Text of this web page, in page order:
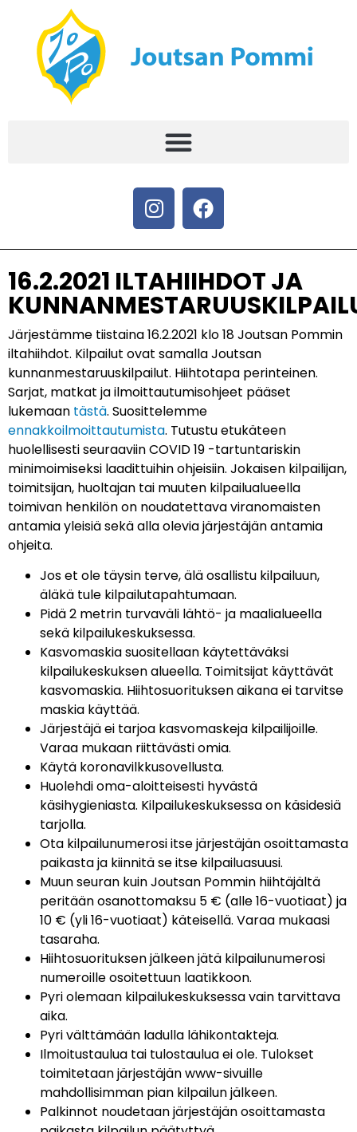
16.2.2021 ILTAHIIHDOT JA
Järjestämme tiistaina 16.2.2021 klo 18 Joutsan Pommin
iltahiihdot. Kilpailut ovat samalla Joutsan
kunnanmestaruuskilpailut. Hiihtotapa perinteinen.
Sarjat, matkat ja ilmoittautumisohjeet pääset
lukemaan tästä. Suosittelemme
ennakkoilmoittautumista. Tutustu etukäteen
huolellisesti seuraaviin COVID 19 -tartuntariskin
minimoimiseksi laadittuihin ohjeisiin. Jokaisen kilpailijan,
toimitsijan, huoltajan tai muuten kilpailualueella
toimivan henkilön on noudatettava viranomaisten
antamia yleisiä sekä alla olevia järjestäjän antamia
ohjeita.
Jos et ole täysin terve, älä osallistu kilpailuun,
äläkä tule kilpailutapahtumaan.
Pidä 2 metrin turvaväli lähtö- ja maalialueella
sekä kilpailukeskuksessa.
Kasvomaskia suositellaan käytettäväksi
kilpailukeskuksen alueella. Toimitsijat käyttävät
kasvomaskia. Hiihtosuorituksen aikana ei tarvitse
maskia käyttää.
Järjestäjä ei tarjoa kasvomaskeja kilpailijoille.
Varaa mukaan riittävästi omia.
Käytä koronavilkkusovellusta.
Huolehdi oma-aloitteisesti hyvästä
käsihygieniasta. Kilpailukeskuksessa on käsidesiä
tarjolla.
Ota kilpailunumerosi itse järjestäjän osoittamasta
paikasta ja kiinnitä se itse kilpailuasuusi.
Muun seuran kuin Joutsan Pommin hiihtäjältä
peritään osanottomaksu 5 € (alle 16-vuotiaat) ja
10 € (yli 16-vuotiaat) käteisellä. Varaa mukaasi
tasaraha.
Hiihtosuorituksen jälkeen jätä kilpailunumerosi
numeroille osoitettuun laatikkoon.
Pyri olemaan kilpailukeskuksessa vain tarvittava
aika.
Pyri välttämään ladulla lähikontakteja.
Ilmoitustaulua tai tulostaulua ei ole. Tulokset
toimitetaan järjestäjän www-sivuille
mahdollisimman pian kilpailun jälkeen.
Palkinnot noudetaan järjestäjän osoittamasta